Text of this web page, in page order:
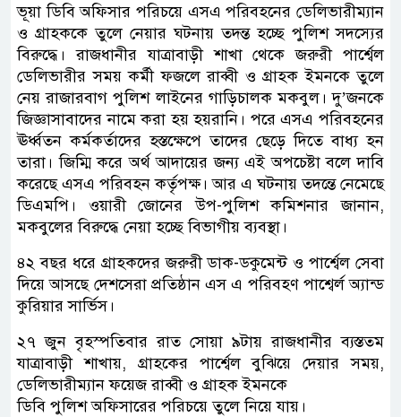
ভূয়া ডিবি অফিসার পরিচয়ে এসএ পরিবহনের ডেলিভারীম্যান
ও গ্রাহককে তুলে নেয়ার ঘটনায় তদন্ত হচ্ছে পুলিশ সদস্যের
বিরুদ্ধে। রাজধানীর যাত্রাবাড়ী শাখা থেকে জরুরী পার্শ্বেল
ডেলিভারীর সময় কর্মী ফজলে রাব্বী ও গ্রাহক ইমনকে তুলে
নেয় রাজারবাগ পুলিশ লাইনের গাড়িচালক মকবুল। দু’জনকে
জিজ্ঞাসাবাদের নামে করা হয় হয়রানি। পরে এসএ পরিবহনের
ঊর্ধ্বতন কর্মকর্তাদের হস্তক্ষেপে তাদের ছেড়ে দিতে বাধ্য হন
তারা। জিম্মি করে অর্থ আদায়ের জন্য এই অপচেষ্টা বলে দাবি
করেছে এসএ পরিবহন কর্তৃপক্ষ। আর এ ঘটনায় তদন্তে নেমেছে
ডিএমপি। ওয়ারী জোনের উপ-পুলিশ কমিশনার জানান,
মকবুলের বিরুদ্ধে নেয়া হচ্ছে বিভাগীয় ব্যবস্থা।
৪২ বছর ধরে গ্রাহকদের জরুরী ডাক-ডকুমেন্ট ও পার্শ্বেল সেবা
দিয়ে আসছে দেশসেরা প্রতিষ্ঠান এস এ পরিবহণ পাশ্বের্ল অ্যান্ড
কুরিয়ার সার্ভিস।
২৭ জুন বৃহস্পতিবার রাত সোয়া ৯টায় রাজধানীর ব্যস্ততম
যাত্রাবাড়ী শাখায়, গ্রাহকের পার্শ্বেল বুঝিয়ে দেয়ার সময়,
ডেলিভারীম্যান ফয়েজ রাব্বী ও গ্রাহক ইমনকে
ডিবি পুলিশ অফিসারের পরিচয়ে তুলে নিয়ে যায়।